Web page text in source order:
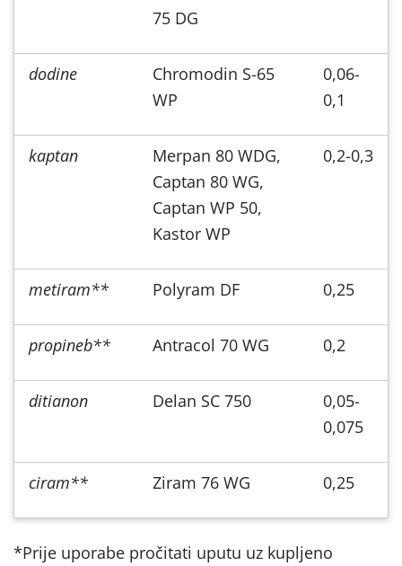
75 DG
dodine
Chromodin S-65
WP
0,06-
0,1
kaptan
Merpan 80 WDG,
Captan 80 WG,
Captan WP 50,
Kastor WP
0,2-0,3
metiram** Polyram DF 0,25
propineb** Antracol 70 WG 0,2
ditianon Delan SC 750
0,05-
0,075
ciram** Ziram 76 WG 0,25
*Prije uporabe pročitati uputu uz kupljeno